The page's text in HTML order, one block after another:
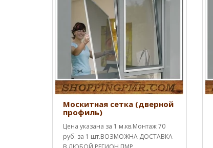
Москитная сетка (дверной
профиль)
Цена указана за 1 м.кв.Монтаж 70
руб. за 1 шт.ВОЗМОЖНА ДОСТАВКА